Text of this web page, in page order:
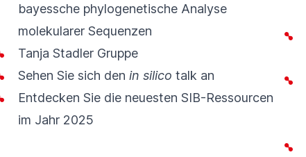
bayessche phylogenetische Analyse
molekularer Sequenzen
Tanja Stadler Gruppe
Sehen Sie sich den in silico talk an
Entdecken Sie die neuesten SIB-Ressourcen
im Jahr 2025